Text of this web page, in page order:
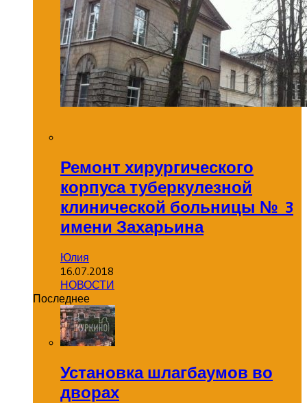
Ремонт хирургического
корпуса туберкулезной
клинической больницы № 3
имени Захарьина
Юлия
16.07.2018
НОВОСТИ
Последнее
Установка шлагбаумов во
дворах